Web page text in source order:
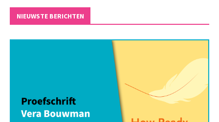
NIEUWSTE BERICHTEN